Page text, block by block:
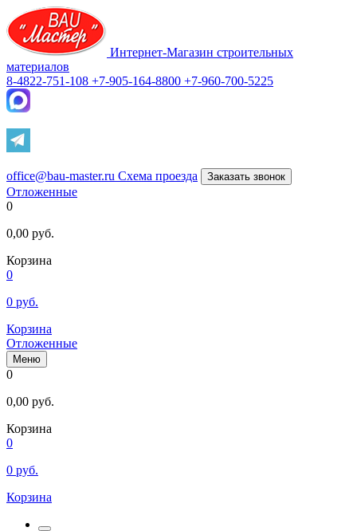
Интернет-Магазин строительных
материалов
8-4822-751-108 +7-905-164-8800 +7-960-700-5225
office@bau-master.ru Схема проезда Заказать звонок
Отложенные
0
0,00 руб.
Корзина
0
0 руб.
Корзина
Отложенные
Меню
0
0,00 руб.
Корзина
0
0 руб.
Корзина